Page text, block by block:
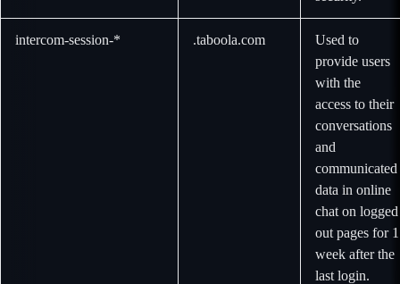
intercom-session-* .taboola.com
Used to
provide users
with the
access to their
conversations
and
communicated
data in online
chat on logged
out pages for 1
week after the
last login.